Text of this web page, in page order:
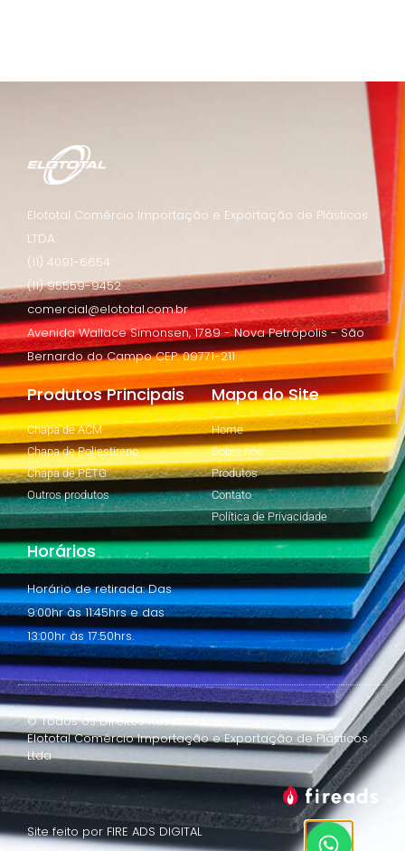
Elototal Comércio Importação e Exportação de Plásticos
LTDA.
(11) 4091-6654
(11) 95559-9452
comercial@elototal.com.br
Avenida Wallace Simonsen, 1789 - Nova Petrópolis - São
Bernardo do Campo CEP: 09771-211
Produtos Principais
Chapa de ACM
Chapa de Poliestireno
Chapa de PETG
Outros produtos
Mapa do Site
Home
Sobre nós
Produtos
Contato
Política de Privacidade
Horários
Horário de retirada: Das
9:00hr às 11:45hrs e das
13:00hr às 17:50hrs.
© Todos os Direitos Reservados.
Elototal Comércio Importação e Exportação de Plásticos
Ltda
Site feito por FIRE ADS DIGITAL